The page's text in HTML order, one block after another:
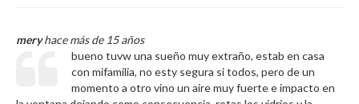
meryhace más de 15 años
bueno tuvw una sueño muy extraño, estab en casa
con mifamilia, no esty segura si todos, pero de un
momento a otro vino un aire muy fuerte e impacto en